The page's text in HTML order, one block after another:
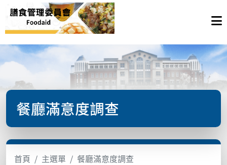
餐廳滿意度調查
首頁 主選單 餐廳滿意度調查